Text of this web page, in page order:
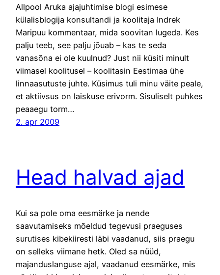
Allpool Aruka ajajuhtimise blogi esimese
külalisblogija konsultandi ja koolitaja Indrek
Maripuu kommentaar, mida soovitan lugeda. Kes
palju teeb, see palju jõuab – kas te seda
vanasõna ei ole kuulnud? Just nii küsiti minult
viimasel koolitusel – koolitasin Eestimaa ühe
linnaasutuste juhte. Küsimus tuli minu väite peale,
et aktiivsus on laiskuse erivorm. Sisuliselt puhkes
peaaegu torm…
2. apr 2009
Head halvad ajad
Kui sa pole oma eesmärke ja nende
saavutamiseks mõeldud tegevusi praeguses
surutises kibekiiresti läbi vaadanud, siis praegu
on selleks viimane hetk. Oled sa nüüd,
majanduslanguse ajal, vaadanud eesmärke, mis